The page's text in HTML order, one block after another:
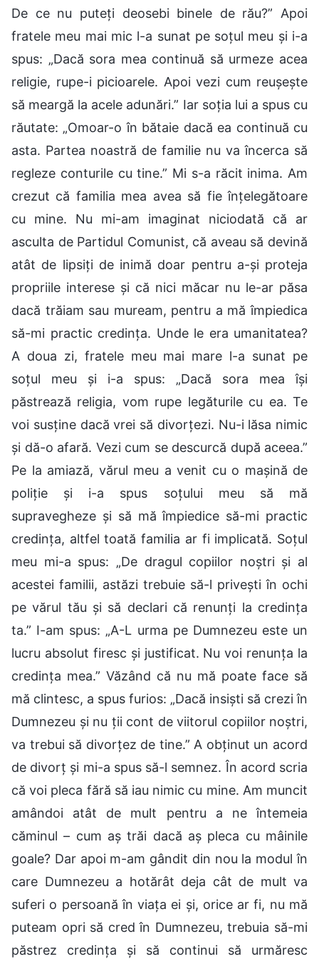
De ce nu puteți deosebi binele de rău?” Apoi
fratele meu mai mic l-a sunat pe soțul meu și i-a
spus: „Dacă sora mea continuă să urmeze acea
religie, rupe-i picioarele. Apoi vezi cum reușește
să meargă la acele adunări.” Iar soția lui a spus cu
răutate: „Omoar-o în bătaie dacă ea continuă cu
asta. Partea noastră de familie nu va încerca să
regleze conturile cu tine.” Mi s-a răcit inima. Am
crezut că familia mea avea să fie înțelegătoare
cu mine. Nu mi-am imaginat niciodată că ar
asculta de Partidul Comunist, că aveau să devină
atât de lipsiți de inimă doar pentru a-și proteja
propriile interese și că nici măcar nu le-ar păsa
dacă trăiam sau muream, pentru a mă împiedica
să-mi practic credința. Unde le era umanitatea?
A doua zi, fratele meu mai mare l-a sunat pe
soțul meu și i-a spus: „Dacă sora mea își
păstrează religia, vom rupe legăturile cu ea. Te
voi susține dacă vrei să divorțezi. Nu-i lăsa nimic
și dă-o afară. Vezi cum se descurcă după aceea.”
Pe la amiază, vărul meu a venit cu o mașină de
poliție și i-a spus soțului meu să mă
supravegheze și să mă împiedice să-mi practic
credința, altfel toată familia ar fi implicată. Soțul
meu mi-a spus: „De dragul copiilor noștri și al
acestei familii, astăzi trebuie să-l privești în ochi
pe vărul tău și să declari că renunți la credința
ta.” I-am spus: „A-L urma pe Dumnezeu este un
lucru absolut firesc și justificat. Nu voi renunța la
credința mea.” Văzând că nu mă poate face să
mă clintesc, a spus furios: „Dacă insiști să crezi în
Dumnezeu și nu ții cont de viitorul copiilor noștri,
va trebui să divorțez de tine.” A obținut un acord
de divorț și mi-a spus să-l semnez. În acord scria
că voi pleca fără să iau nimic cu mine. Am muncit
amândoi atât de mult pentru a ne întemeia
căminul – cum aș trăi dacă aș pleca cu mâinile
goale? Dar apoi m-am gândit din nou la modul în
care Dumnezeu a hotărât deja cât de mult va
suferi o persoană în viața ei și, orice ar fi, nu mă
puteam opri să cred în Dumnezeu, trebuia să-mi
păstrez credința și să continui să urmăresc